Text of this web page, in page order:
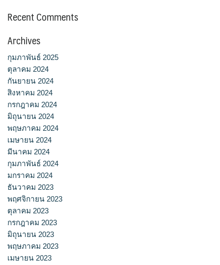
Recent Comments
Archives
กุมภาพันธ์ 2025
ตุลาคม 2024
กันยายน 2024
สิงหาคม 2024
กรกฎาคม 2024
มิถุนายน 2024
พฤษภาคม 2024
เมษายน 2024
มีนาคม 2024
กุมภาพันธ์ 2024
มกราคม 2024
ธันวาคม 2023
พฤศจิกายน 2023
ตุลาคม 2023
กรกฎาคม 2023
มิถุนายน 2023
พฤษภาคม 2023
เมษายน 2023